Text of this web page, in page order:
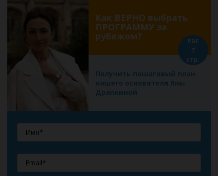
Как ВЕРНО выбрать
ПРОГРАММУ за
рубежом?
Получить пошаговый план
нашего основателя Яны
Драпкиной
PDF
7
стр.